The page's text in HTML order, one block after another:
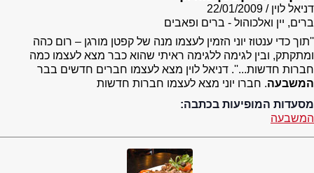
דניאל לוין
22/01/2009
ברים, יין ואלכוהול - ברים ופאבים
''תוך כדי ענטוז יוני הזמין לעצמו מנה של קפטן מורגן – רום כהה
ומתקתק, ובין לגימה ללגימה ראיתי שהוא כבר מצא לעצמו כמה
חברות חדשות...''. דניאל לוין מצא לעצמו חברים חדשים בבר
המשבעה. חברו יוני מצא לעצמו חברות חדשות
מסעדות המופיעות בכתבה:
המשבעה